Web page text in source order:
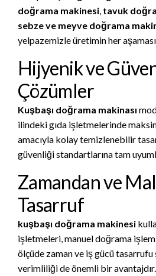
doğrama makinesi, tavuk
sebze ve meyve doğrama
yelpazemizle üretimin her
Hijyenik ve
Çözümler
Kuşbaşı doğrama makinası
ilindeki gıda işletmelerinde
amacıyla kolay temizlenebilir
güvenliği standartlarına tam
Zamandan ve
Tasarruf
kuşbaşı doğrama makinesi
işletmeleri, manuel doğrama
ölçüde zaman ve iş gücü tasarrufu
verimliliği de önemli bir avantajdır.